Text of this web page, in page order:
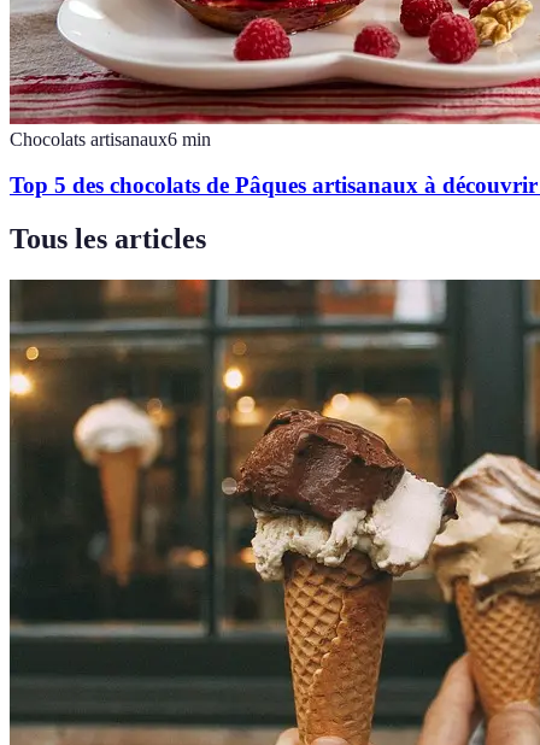
Chocolats artisanaux6 min
Top 5 des chocolats de Pâques artisanaux à
Tous les articles